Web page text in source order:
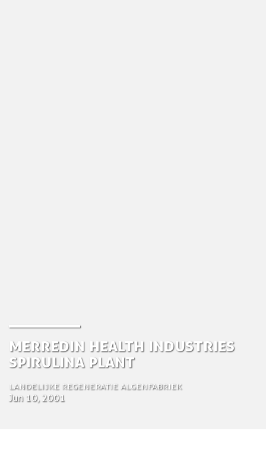
Merredin Health Industries
Spirulina Plant
Landelijke Regeneratie Algenfabriek
Jun 10, 2001